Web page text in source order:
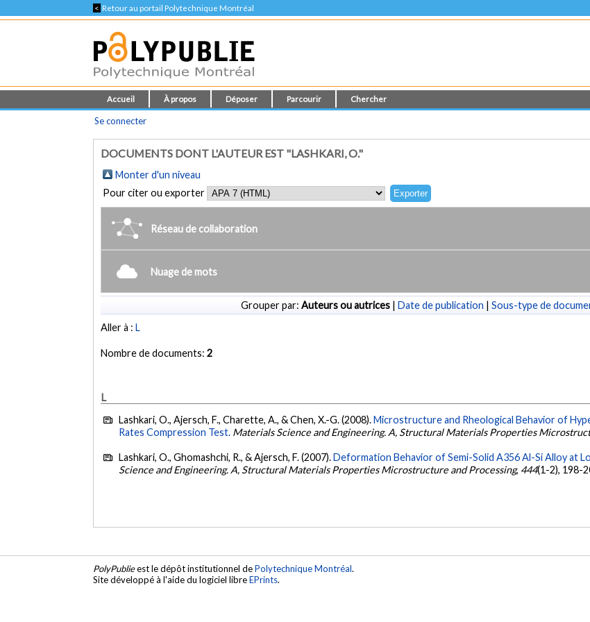
< Retour au portail Polytechnique Montréal
Accueil À propos Déposer Parcourir Chercher
Se connecter
DOCUMENTS DONT L'AUTEUR EST "LASHKARI, O."
Monter d'un niveau
Pour citer ou exporter
Réseau de collaboration
Nuage de mots
Grouper par: Auteurs ou autrices | Date de publication | Sous-type de
Aller à :L
Nombre de documents:2
L
Lashkari, O., Ajersch, F., Charette, A., & Chen, X.-G. (2008).Microstructure and Rheological Behavior of
Rates Compression Test. Materials Science and Engineering. A, Structural Materials Properties
Lashkari, O., Ghomashchi, R., & Ajersch, F. (2007).Deformation Behavior of Semi-Solid A356 Al-Si Alloy at
Science and Engineering. A, Structural Materials Properties Microstructure and Processing, 444(1-2), 198-
PolyPublieest le dépôt institutionnel dePolytechnique Montréal.
Site développé à l'aide du logiciel libreEPrints.